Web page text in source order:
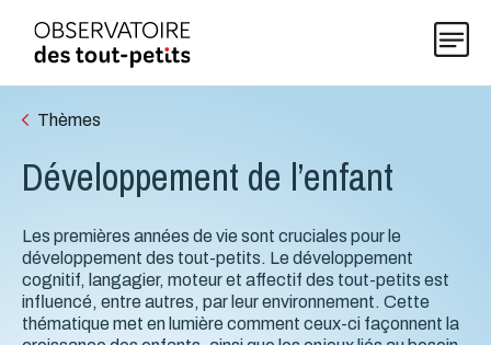
Thématiques
Explorer les données 0-5
Publications
Thèmes
Développement de l’enfant
Les premières années de vie sont cruciales pour le
développement des tout-petits. Le développement
cognitif, langagier, moteur et affectif des tout-petits est
influencé, entre autres, par leur environnement. Cette
thématique met en lumière comment ceux-ci façonnent la